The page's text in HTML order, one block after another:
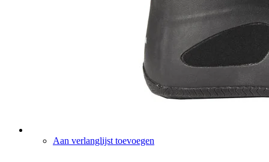
Aan verlanglijst toevoegen